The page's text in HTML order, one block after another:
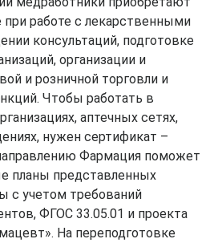
работе с лекарственными
консультаций, подготовке
организации и
и розничной торговли и
Чтобы работать в
аптечных сетях,
нужен сертификат –
Фармация поможет
планы представленных
с учетом требований
ФГОС 33.05.01 и проекта
На переподготовке